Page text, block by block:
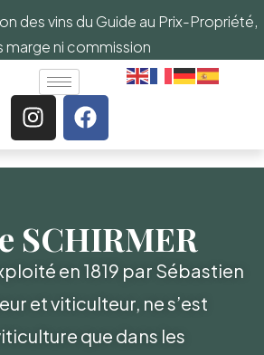
des vins du Guide au Prix-Propriété,
marge ni commission
SCHIRMER
en 1819 par Sébastien
et viticulteur, ne s’est
que dans les